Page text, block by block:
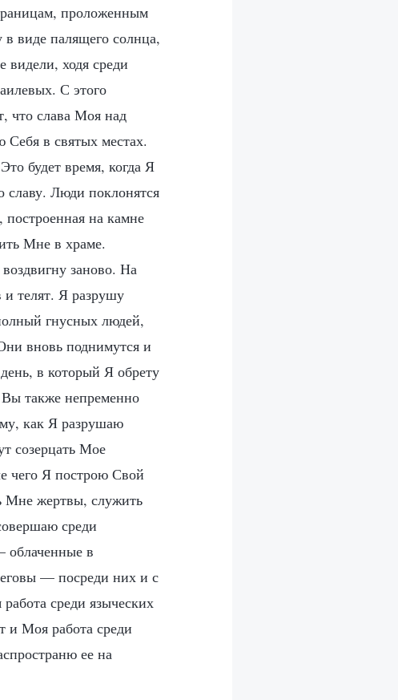
проложенным
виде палящего солнца,
видели, ходя среди
С этого
что слава Моя над
в святых местах.
будет время, когда Я
славу. Люди поклонятся
построенная на камне
Мне в храме.
заново. На
телят. Я разрушу
гнусных людей,
вновь поднимутся и
в который Я обрету
также непременно
как Я разрушаю
созерцать Мое
чего Я построю Свой
Мне жертвы, служить
среди
облаченные в
— посреди них и с
среди языческих
и Моя работа среди
ее на